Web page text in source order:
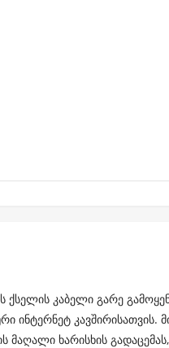
ქსელის კაბელი გარე
ინტერნეტ კავშირისათვის.
ხარისხის